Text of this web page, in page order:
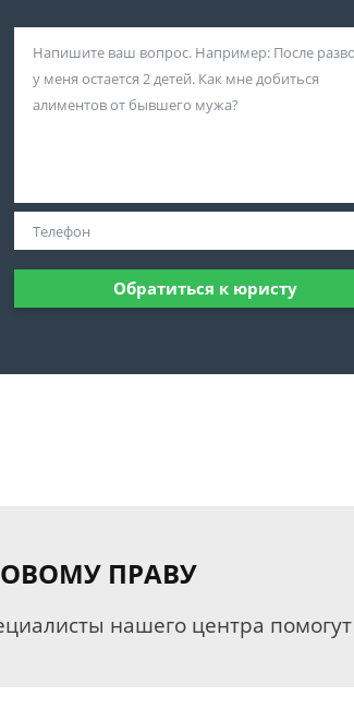
Обратиться к юристу
ПРАВУ
нашего центра